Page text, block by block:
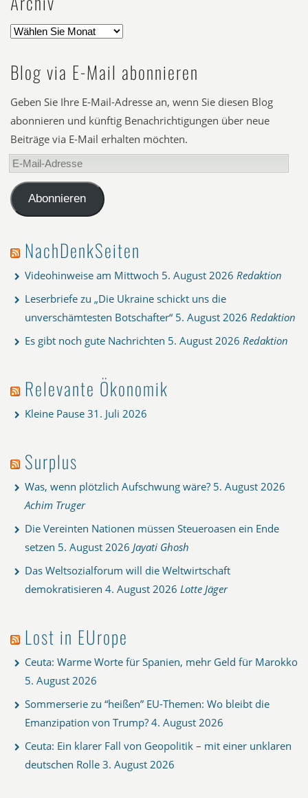
Blog via E-Mail abonnieren
Geben Sie Ihre E-Mail-Adresse an, wenn Sie diesen Blog
abonnieren und künftig Benachrichtigungen über neue
Beiträge via E-Mail erhalten möchten.
E-
Mail-
AdresseAbonnieren
NachDenkSeiten
Videohinweise am Mittwoch 5. August 2026 Redaktion
Leserbriefe zu „Die Ukraine schickt uns die
unverschämtesten Botschafter“ 5. August 2026 Redaktion
Es gibt noch gute Nachrichten 5. August 2026 Redaktion
Relevante Ökonomik
Kleine Pause 31. Juli 2026
Surplus
Was, wenn plötzlich Aufschwung wäre? 5. August 2026
Achim Truger
Die Vereinten Nationen müssen Steueroasen ein Ende
setzen 5. August 2026 Jayati Ghosh
Das Weltsozialforum will die Weltwirtschaft
demokratisieren 4. August 2026 Lotte Jäger
Lost in EUrope
Ceuta: Warme Worte für Spanien, mehr Geld für Marokko
5. August 2026
Sommerserie zu “heißen” EU-Themen: Wo bleibt die
Emanzipation von Trump? 4. August 2026
Ceuta: Ein klarer Fall von Geopolitik – mit einer unklaren
deutschen Rolle 3. August 2026